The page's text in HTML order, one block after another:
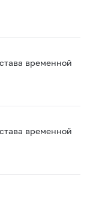
временной
временной